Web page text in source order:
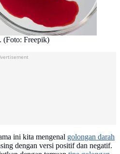
(Foto: Freepik)
ini kita mengenal golongan darah
dengan versi positif dan negatif.